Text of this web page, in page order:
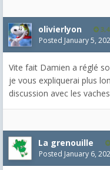
olivierlyon
Posted January 5,
Vite fait Damien a réglé
je vous expliquerai plus
discussion avec les
La grenouille
Posted January 6,